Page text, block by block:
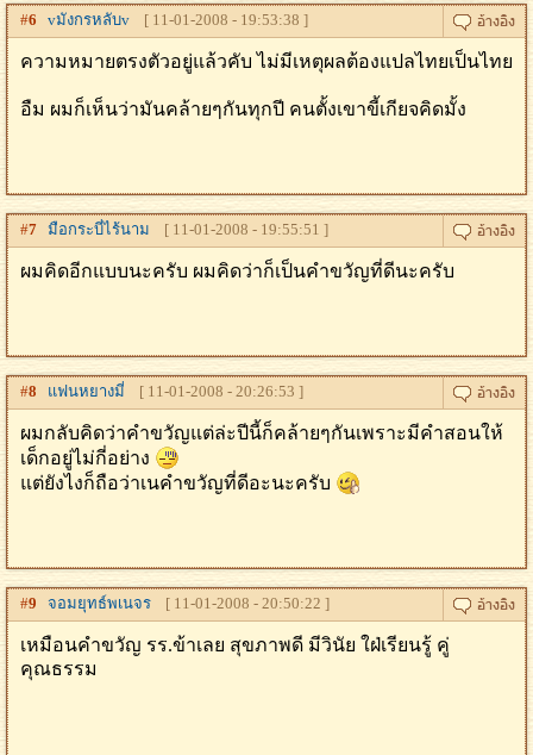
#6 vมังกรหลับv [ 11-01-2008 - 19:53:38 ]
ความหมายตรงตัวอยู่แล้วคับ ไม่มีเหตุผลต้องแปลไทยเป็นไทย
อืม ผมก็เห็นว่ามันคล้ายๆกันทุกปี คนตั้งเขาขี้เกียจคิดมั้ง
#7 มือกระบี่ไร้นาม [ 11-01-2008 - 19:55:51 ]
ผมคิดอีกแบบนะครับ ผมคิดว่าก็เป็นคำขวัญที่ดีนะครับ
#8 แฟนหยางมี่ [ 11-01-2008 - 20:26:53 ]
ผมกลับคิดว่าคำขวัญแต่ล่ะปีนี้ก็คล้ายๆกันเพราะมีคำสอนให้
เด็กอยู่ไม่กี่อย่าง
แต่ยังไงก็ถือว่าเนคำขวัญที่ดีอะนะครับ
#9 จอมยุทธ์พเนจร [ 11-01-2008 - 20:50:22 ]
เหมือนคำขวัญ รร.ข้าเลย สุขภาพดี มีวินัย ใฝ่เรียนรู้ คู่
คุณธรรม